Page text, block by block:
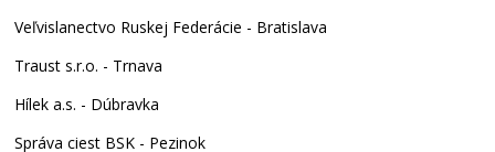
Veľvislanectvo Ruskej Federácie - Bratislava
Traust s.r.o. - Trnava
Hílek a.s. - Dúbravka
Správa ciest BSK - Pezinok